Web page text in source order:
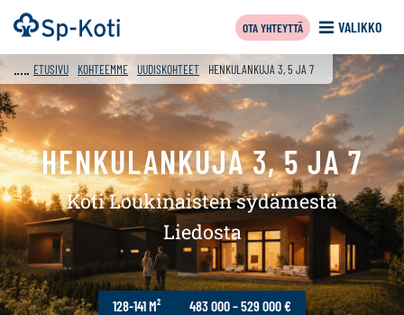
Siirry
sisältöön
Etusivu VALIKKO
OTA YHTEYTTÄ
ETUSIVU KOHTEEMME UUDISKOHTEET HENKULANKUJA 3, 5 JA 7
HENKULANKUJA 3, 5 JA 7
Koti Loukinaisten sydämestä
Liedosta
128-141 M² 483 000 – 529 000 €